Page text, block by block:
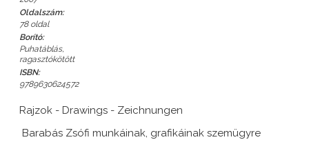
Oldalszám:
78 oldal
Borító:
Puhatáblás,
ragasztókötött
ISBN:
9789630624572
Rajzok - Drawings - Zeichnungen
Barabás Zsófi munkáinak, grafikáinak szemügyre